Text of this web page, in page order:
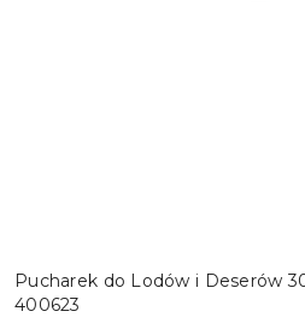
Pucharek do Lodów i Deserów
400623